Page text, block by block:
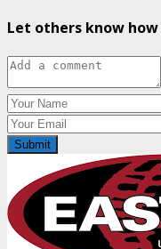
Let others know how
Submit